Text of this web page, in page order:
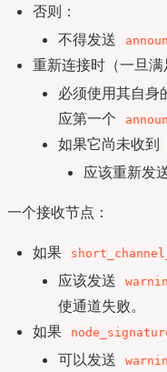
否则：
不得发送
重新连接时（一旦满
必须使用其自身
应第一个
如果它尚未收到
应该重新发
一个接收节点：
如果
应该发送
使通道失败。
如果
可以发送